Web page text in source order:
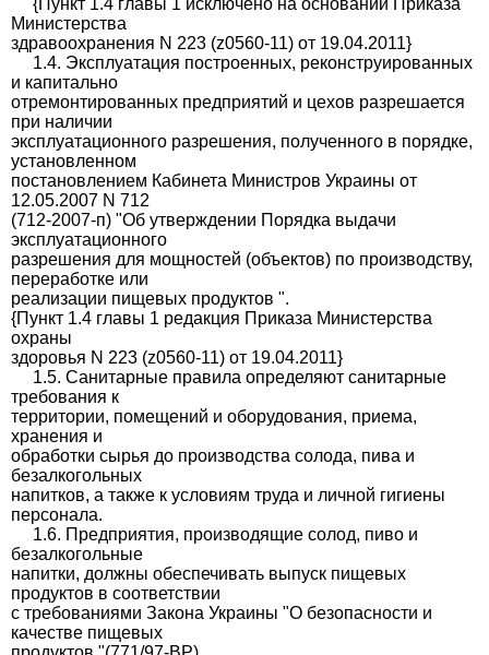
{Пункт 1.4 главы 1 исключено на основании Приказа
Министерства
здравоохранения N 223 (z0560-11) от 19.04.2011}
1.4. Эксплуатация построенных, реконструированных
и капитально
отремонтированных предприятий и цехов разрешается
при наличии
эксплуатационного разрешения, полученного в порядке,
установленном
постановлением Кабинета Министров Украины от
12.05.2007 N 712
(712-2007-п) "Об утверждении Порядка выдачи
эксплуатационного
разрешения для мощностей (объектов) по производству,
переработке или
реализации пищевых продуктов ".
{Пункт 1.4 главы 1 редакция Приказа Министерства
охраны
здоровья N 223 (z0560-11) от 19.04.2011}
1.5. Санитарные правила определяют санитарные
требования к
территории, помещений и оборудования, приема,
хранения и
обработки сырья до производства солода, пива и
безалкогольных
напитков, а также к условиям труда и личной гигиены
персонала.
1.6. Предприятия, производящие солод, пиво и
безалкогольные
напитки, должны обеспечивать выпуск пищевых
продуктов в соответствии
с требованиями Закона Украины "О безопасности и
качестве пищевых